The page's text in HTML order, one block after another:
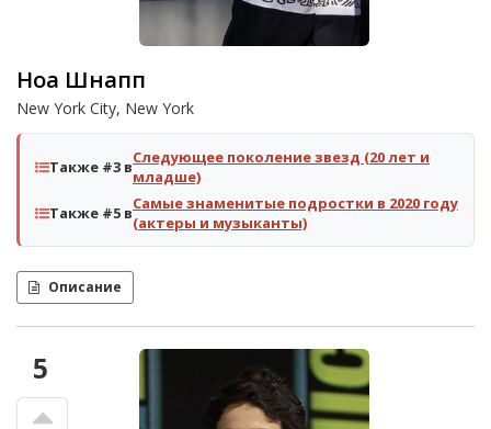
Ноа Шнапп
New York City, New York
Также #3 вСледующее поколение звезд (20 лет и
младше)
Также #5 вСамые знаменитые подростки в 2020 году
(актеры и музыканты)
Описание
5